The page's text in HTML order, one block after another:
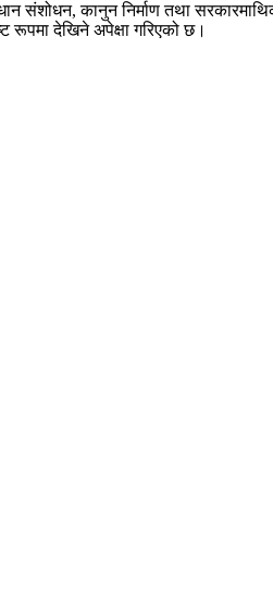
संशोधन, कानुन निर्माण तथा
रूपमा देखिने अपेक्षा गरिएको छ।